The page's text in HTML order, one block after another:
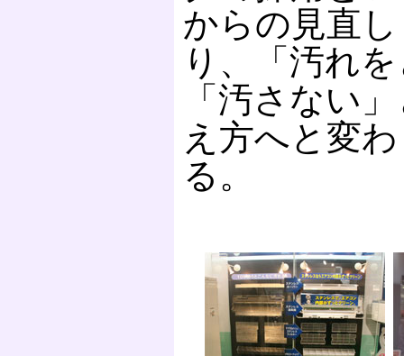
からの見直
り、「汚れ
「汚さない
え方へと変
る。